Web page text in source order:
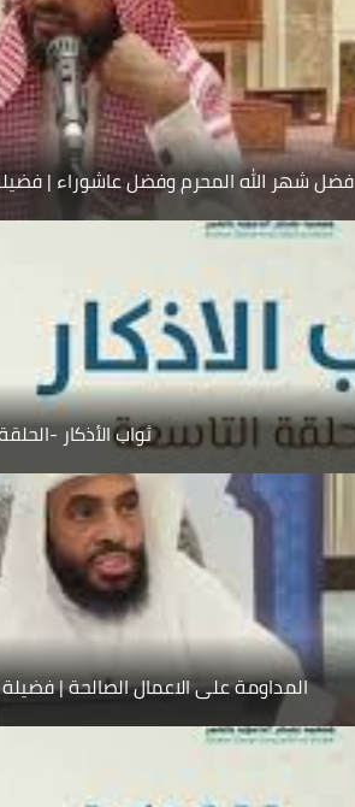
فضل شهر الله المحرم وفضل عاشوراء |
ثواب الأذكار -
المداومة على الاعمال الصالحة |